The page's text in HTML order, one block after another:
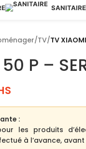
SANITAIRE
/TV/TV
P –
:
les produits
à l’avance,